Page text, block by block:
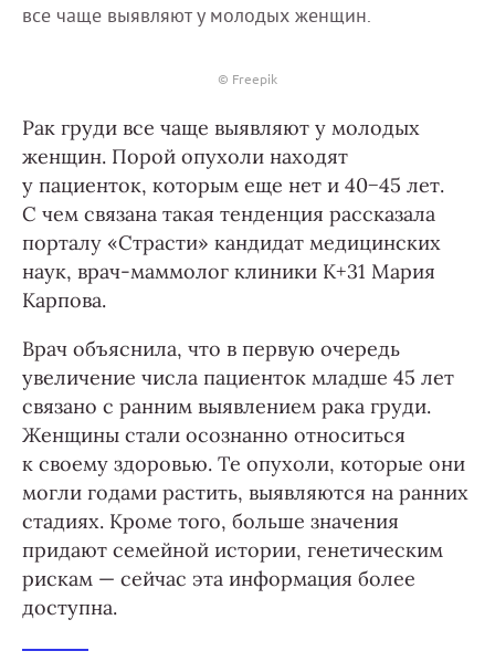
все чаще выявляют у молодых женщин.
© Freepik
Рак груди все чаще выявляют у молодых
женщин. Порой опухоли находят
у пациенток, которым еще нет и 40−45 лет.
С чем связана такая тенденция рассказала
порталу «Страсти» кандидат медицинских
наук, врач-маммолог клиники К+31 Мария
Карпова.
Врач объяснила, что в первую очередь
увеличение числа пациенток младше 45 лет
связано с ранним выявлением рака груди.
Женщины стали осознанно относиться
к своему здоровью. Те опухоли, которые они
могли годами растить, выявляются на ранних
стадиях. Кроме того, больше значения
придают семейной истории, генетическим
рискам — сейчас эта информация более
доступна.